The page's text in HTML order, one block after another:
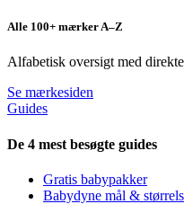
Alle 100+ mærker A–Z
Alfabetisk oversigt med
Se mærkesiden
Guides
De 4 mest besøgte guides
Gratis babypakker
Babydyne mål &